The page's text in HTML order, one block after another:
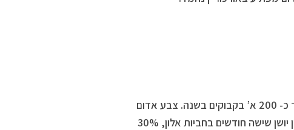
100% סוסומניאלו המקומי מיקב לא גדול אשר הוקם ב-1996 ומייצר כ- 200 א’ בקבוקים בשנה. צבע אדום
עמוק ויפה, ארומה מורגשת, נוכחת של דובדבן מתקתק ושל וניל (היין יושן שישה חודשים בחביות אלון, 30%